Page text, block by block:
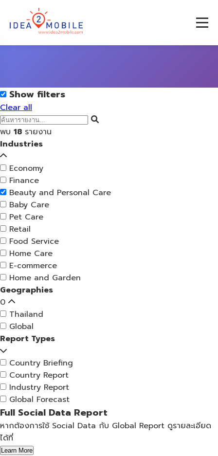
Show filters
Clear all
พบ 18 รายงาน
Industries
Economy
Finance
Beauty and Personal Care
Baby Care
Pet Care
Retail
Food Service
Home Care
E-commerce
Home and Garden
Geographies
0
Thailand
Global
Report Types
Country Briefing
Country Report
Industry Report
Global Forecast
Full Social Data Report
หากต้องการใช้ Social Data กับ Global Report ดูรายละเอียด
ได้ที่
Learn More